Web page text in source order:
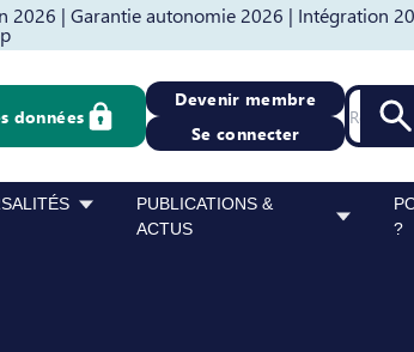
2026 | Garantie autonomie 2026 | Intégration
données
Devenir membre
Se connecter
Recherche
PUBLICATIONS &
ACTUS
?